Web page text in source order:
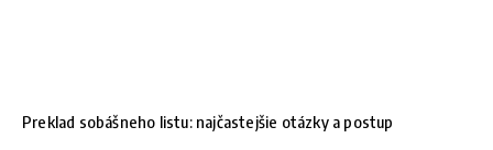
Preklad sobášneho listu: najčastejšie otázky a postup